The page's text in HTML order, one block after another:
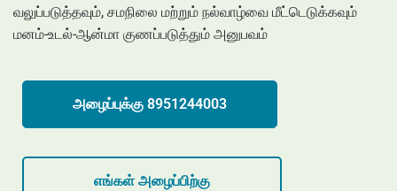
வலுப்படுத்தவும், சமநிலை மற்றும் நல்வாழ்வை மீட்டெடுக்கவும்
மனம்-உடல்-ஆன்மா குணப்படுத்தும் அனுபவம்
அழைப்புக்கு 8951244003
எங்கள் அழைப்பிற்கு